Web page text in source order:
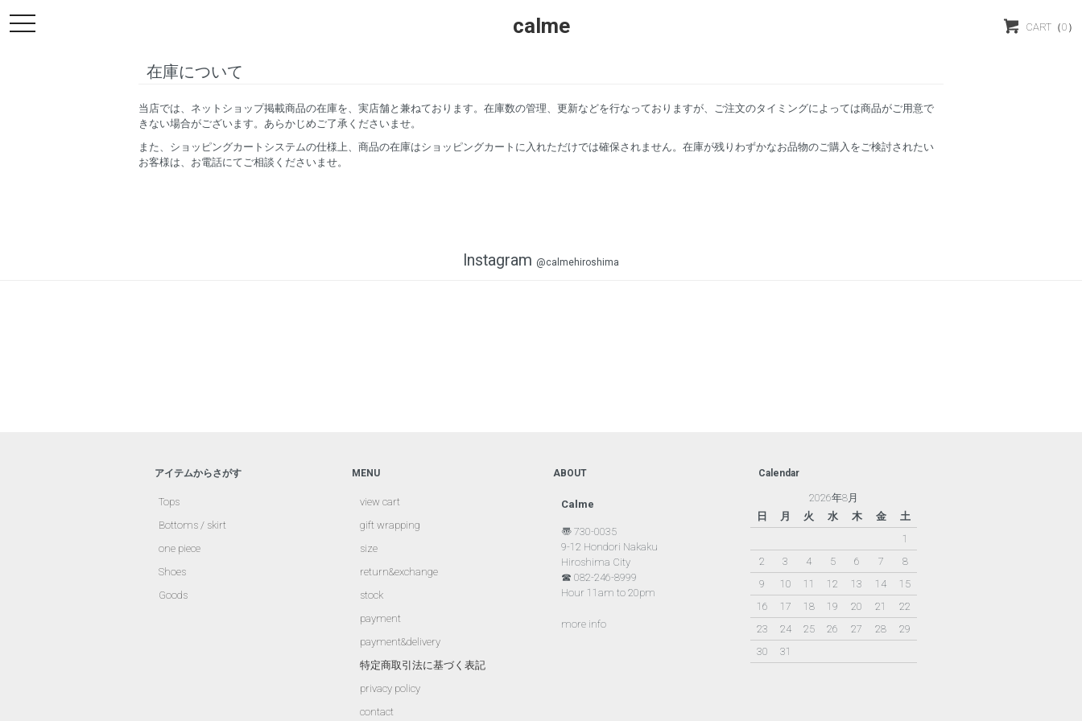
toggle
calme CART （0）
在庫について
当店では、ネットショップ掲載商品の在庫を、実店舗と兼ねております。在庫数の管理、更新などを行なっておりますが、ご注文のタイミングによっては商品がご用意で
きない場合がございます。あらかじめご了承くださいませ。
また、ショッピングカートシステムの仕様上、商品の在庫はショッピングカートに入れただけでは確保されません。在庫が残りわずかなお品物のご購入をご検討されたい
お客様は、お電話にてご相談くださいませ。
Instagram @calmehiroshima
アイテムからさがす
Tops
Bottoms / skirt
one piece
Shoes
Goods
MENU
view cart
gift wrapping
size
return&exchange
stock
payment
payment&delivery
特定商取引法に基づく表記
privacy policy
contact
ABOUT
Calme
〠 730-0035
9-12 Hondori Nakaku
Hiroshima City
☎ 082-246-8999
Hour 11am to 20pm
more info
Calendar
2026年8月
日
月 火 水 木 金
土
1
2
3 4 5 6 7
8
9
10 11 12 13 14
15
16
17 18 19 20 21
22
23
24 25 26 27 28
29
30
31